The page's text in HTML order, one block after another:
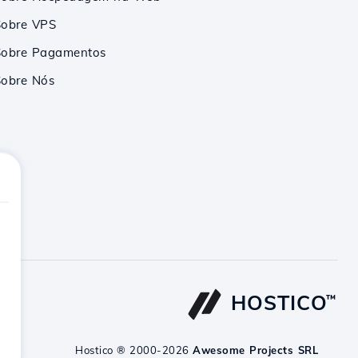
VPS
Pagamentos
Nós
HOSTICO™
Hostico ® 2000-2026 Awesome Projects SRL